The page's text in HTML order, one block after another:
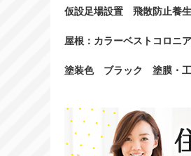
仮設足場設置 飛散防止養
屋根：カラーベストコロ
塗装色 ブラック 塗膜・工